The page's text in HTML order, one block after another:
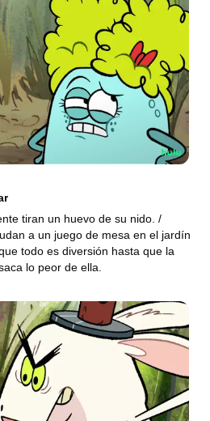
tiran un huevo de su nido. /
a un juego de mesa en el jardín
todo es diversión hasta que la
lo peor de ella.